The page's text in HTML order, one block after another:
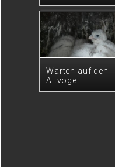
Warten auf den
Altvogel